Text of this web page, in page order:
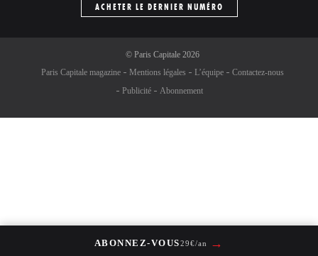
ACHETER LE DERNIER NUMÉRO
© Paris Capitale2026
Paris Capitale magazine
Mentions légales L’équipe
Contactez-nous
Publicité
Abonnement
ABONNEZ-VOUS29€/an →